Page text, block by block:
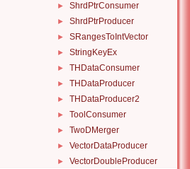
► ShrdPtrConsumer
► ShrdPtrProducer
► SRangesToIntVector
► StringKeyEx
► THDataConsumer
► THDataProducer
► THDataProducer2
► ToolConsumer
► TwoDMerger
► VectorDataProducer
► VectorDoubleProducer